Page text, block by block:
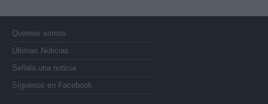
Quienes somos
Últimas Noticias
Señala una noticia
Síguenos en Facebook